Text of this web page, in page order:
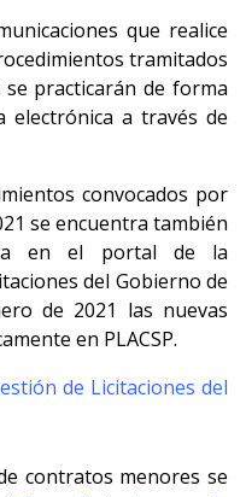
que realice
tramitados
practicarán de forma
electrónica a través de
convocados por
se encuentra también
en el portal de la
del Gobierno de
de 2021 las nuevas
en PLACSP.
de Licitaciones del
contratos menores se